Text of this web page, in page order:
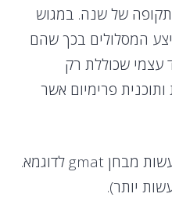
של שנה. במגוש
המסלולים בכך שהם
עצמי שכוללת רק
פרימיום אשר
בתוכנית הפרימיום תוכלו לעשות מבחן gmat לדוגמא.